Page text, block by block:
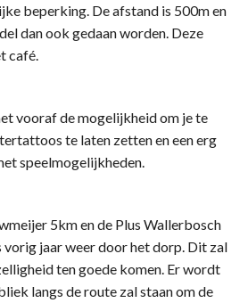
beperking. De afstand is 500m en
dan ook gedaan worden. Deze
café.
vooraf de mogelijkheid om je te
te laten zetten en een erg
speelmogelijkheden.
5km en de Plus Wallerbosch
vorig jaar weer door het dorp. Dit zal
ten goede komen. Er wordt
langs de route zal staan om de